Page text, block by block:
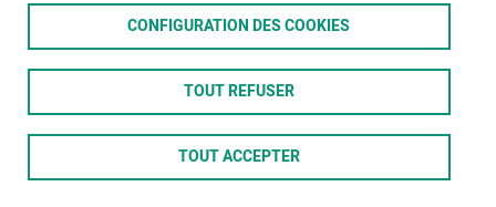
CONFIGURATION DES COOKIES
TOUT REFUSER
TOUT ACCEPTER